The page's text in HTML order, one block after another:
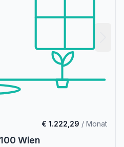
€ 1.222,29 / Monat
Wien